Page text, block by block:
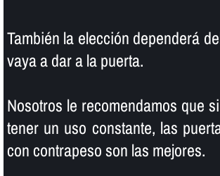
También la elección dependerá
vaya a dar a la puerta.
Nosotros le recomendamos que
tener un uso constante, las
con contrapeso son las mejores.